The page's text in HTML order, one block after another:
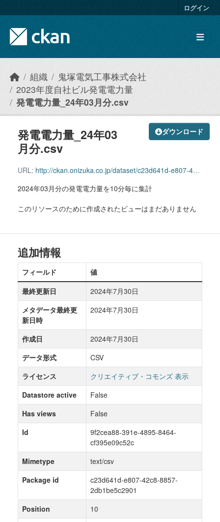
ログイン
組織
鬼塚電気工事株式会社
2023年度自社ビル発電電力量
発電電力量_24年03月分.csv
ダウンロード
発電電力量_24年03
月分.csv
URL: http://ckan.onizuka.co.jp/dataset/c23d641d-e807-42c8-8857-2db1be5c2901/resource/9f2cea88-391e-4895-8464-cf395e09c52c/download/power_2403.csv
2024年03月分の発電電力量を10分毎に集計
このリソースのために作成されたビューはまだありません
追加情報
フィールド
値
最終更新日
2024年7月30日
メタデータ最終更
新日時
2024年7月30日
作成日
2024年7月30日
データ形式
CSV
ライセンス
クリエイティブ・コモンズ 表示
Datastore active
False
Has views
False
Id
9f2cea88-391e-4895-8464-
cf395e09c52c
Mimetype
text/csv
Package id
c23d641d-e807-42c8-8857-
2db1be5c2901
Position
10